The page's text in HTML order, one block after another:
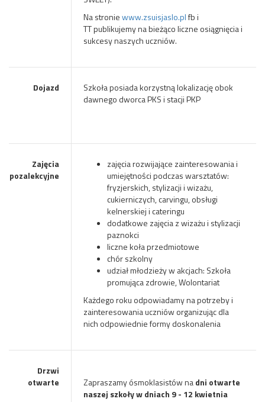
Na stroniewww.zsuisjaslo.plfbi
TTpublikujemy na bieżąco liczne osiągnięcia i
sukcesy naszych uczniów.
Dojazd
Szkoła posiada korzystną lokalizację obok
dawnego dworca PKS i stacji PKP
Zajęcia
pozalekcyjne
zajęcia rozwijające zainteresowania i
umiejętności podczas warsztatów:
fryzjerskich, stylizacji i wizażu,
cukierniczych, carvingu, obsługi
kelnerskiej i cateringu
dodatkowe zajęcia z wizażu i stylizacji
paznokci
liczne koła przedmiotowe
chór szkolny
udział młodzieży w akcjach: Szkoła
promująca zdrowie, Wolontariat
Każdego roku odpowiadamy na potrzeby i
zainteresowania uczniów organizując dla
nich odpowiednie formy doskonalenia
Drzwi
otwarte
Zapraszamy ósmoklasistów nadni otwarte
naszej szkoły w dniach 9 - 12 kwietnia